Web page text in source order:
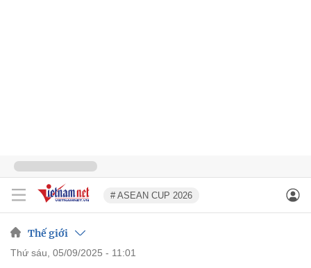
# ASEAN CUP 2026
Thế giới
thứ sáu, 05/09/2025 - 11:01